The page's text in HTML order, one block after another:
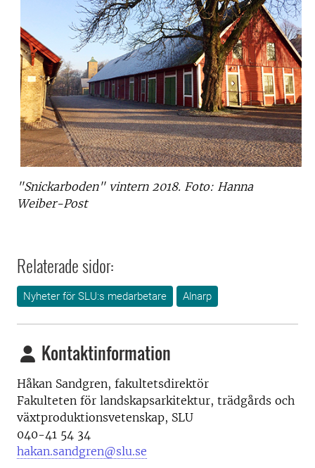
"Snickarboden" vintern 2018. Foto: Hanna
Weiber-Post
Relaterade sidor:
Nyheter för SLU:s medarbetare Alnarp
Kontaktinformation
Håkan Sandgren, fakultetsdirektör
Fakulteten för landskapsarkitektur, trädgårds och
växtproduktionsvetenskap, SLU
040-41 54 34
hakan.sandgren@slu.se